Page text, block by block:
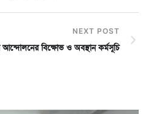
NEXT POST
আন্দোলনের বিক্ষোভ ও অবস্থান কর্মসূচি